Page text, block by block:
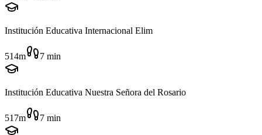
Institución Educativa Internacional Elim
514m 7 min
Institución Educativa Nuestra Señora del Rosario
517m 7 min